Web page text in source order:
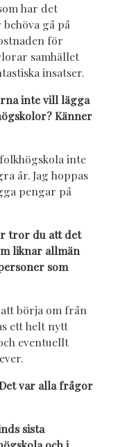
har det
gå på
för
samhället
insatser.
inte vill lägga
Känner
inte
år. Jag hoppas
pengar på
tror du att det
liknar allmän
som
börja om från
ett helt nytt
eventuellt
var alla frågor
sista